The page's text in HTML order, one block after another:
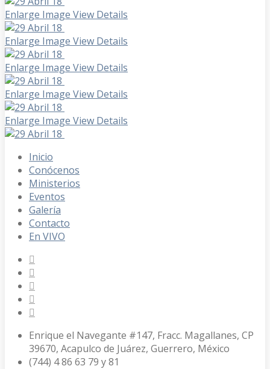
Enlarge Image View Details
Enlarge Image View Details
Enlarge Image View Details
Enlarge Image View Details
Enlarge Image View Details
Inicio
Conócenos
Ministerios
Eventos
Galería
Contacto
En VIVO
Enrique el Navegante #147, Fracc. Magallanes, CP
39670, Acapulco de Juárez, Guerrero, México
(744) 4 86 63 79 y 81